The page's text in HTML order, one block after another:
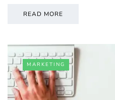
READ MORE
MARKETING